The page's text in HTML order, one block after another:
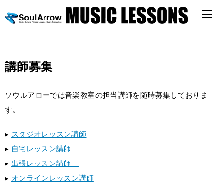
講師募集
ソウルアローでは音楽教室の担当講師を随時募集しておりま
す。
▸ スタジオレッスン講師
▸ 自宅レッスン講師
▸ 出張レッスン講師
▸ オンラインレッスン講師